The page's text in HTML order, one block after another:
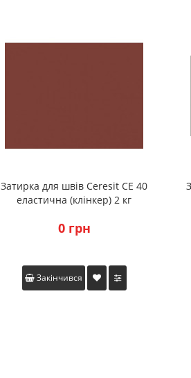
Затирка для швів Ceresit CE 40
еластична (клінкер) 2 кг
0 грн
Закінчився